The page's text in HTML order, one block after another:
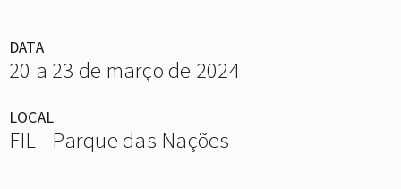
DATA
20 a 23 de março de 2024
LOCAL
FIL - Parque das Nações